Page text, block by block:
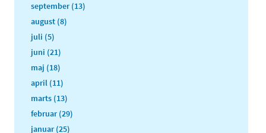
september (13)
august (8)
juli (5)
juni (21)
maj (18)
april (11)
marts (13)
februar (29)
januar (25)